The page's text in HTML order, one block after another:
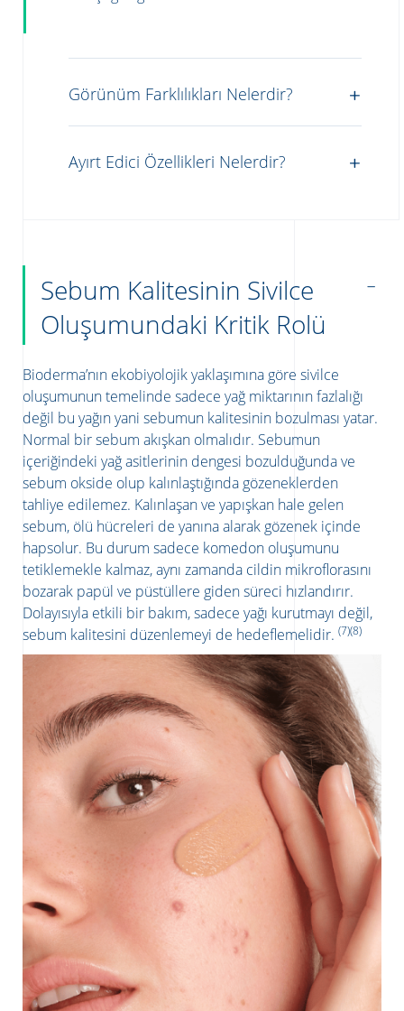
Görünüm Farklılıkları Nelerdir?
Ayırt Edici Özellikleri Nelerdir?
Sebum Kalitesinin Sivilce
Oluşumundaki Kritik Rolü
Bioderma’nın ekobiyolojik yaklaşımına göre sivilce
oluşumunun temelinde sadece yağ miktarının fazlalığı
değil bu yağın yani sebumun kalitesinin bozulması yatar.
Normal bir sebum akışkan olmalıdır. Sebumun
içeriğindeki yağ asitlerinin dengesi bozulduğunda ve
sebum okside olup kalınlaştığında gözeneklerden
tahliye edilemez. Kalınlaşan ve yapışkan hale gelen
sebum, ölü hücreleri de yanına alarak gözenek içinde
hapsolur. Bu durum sadece komedon oluşumunu
tetiklemekle kalmaz, aynı zamanda cildin mikroflorasını
bozarak papül ve püstüllere giden süreci hızlandırır.
Dolayısıyla etkili bir bakım, sadece yağı kurutmayı değil,
sebum kalitesini düzenlemeyi de hedeflemelidir. (7)(8)